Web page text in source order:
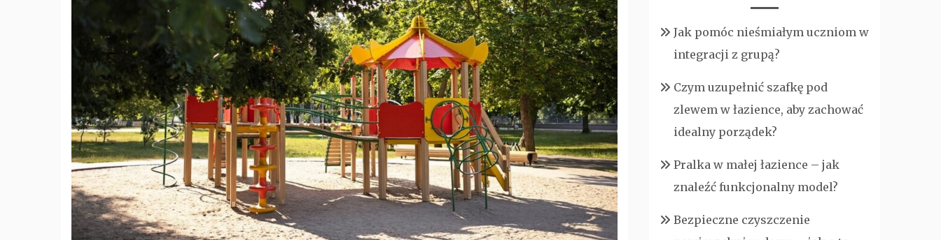
Jak pomóc nieśmiałym uczniom w
integracji z grupą?
Czym uzupełnić szafkę pod
zlewem w łazience, aby zachować
idealny porządek?
Pralka w małej łazience – jak
znaleźć funkcjonalny model?
Bezpieczne czyszczenie